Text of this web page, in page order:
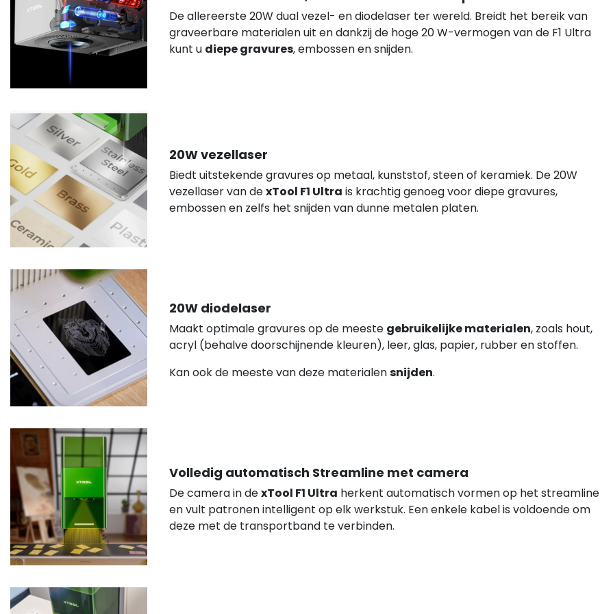
De allereerste 20W dual vezel- en diodelaser ter wereld. Breidt het bereik van
graveerbare materialen uit en dankzij de hoge 20 W-vermogen van de F1 Ultra
kunt u diepe gravures, embossen en snijden.
20W vezellaser
Biedt uitstekende gravures op metaal, kunststof, steen of keramiek. De 20W
vezellaser van dexTool F1 Ultra is krachtig genoeg voor diepe gravures,
embossen en zelfs het snijden van dunne metalen platen.
20W diodelaser
Maakt optimale gravures op de meeste gebruikelijke materialen, zoals hout,
acryl (behalve doorschijnende kleuren), leer, glas, papier, rubber en stoffen.
Kan ook de meeste van deze materialensnijden.
Volledig automatisch Streamline met camera
De camera in dexTool F1 Ultra herkent automatisch vormen op het streamline
en vult patronen intelligent op elk werkstuk. Een enkele kabel is voldoende om
deze met de transportband te verbinden.